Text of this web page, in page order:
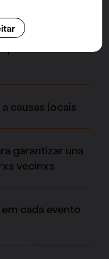
Son más de
causas locais
garantizar una
vecinxs
cada evento